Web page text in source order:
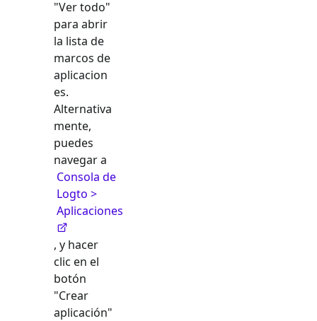
"Ver todo"
para abrir
la lista de
marcos de
aplicacion
es.
Alternativa
mente,
puedes
navegar a
Consola de
Logto >
Aplicaciones
, y hacer
clic en el
botón
"Crear
aplicación"